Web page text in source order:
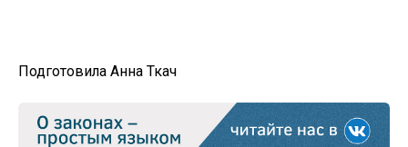
Подготовила Анна Ткач